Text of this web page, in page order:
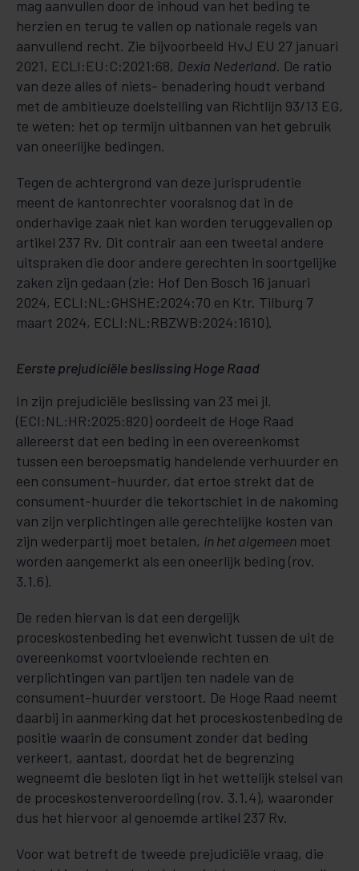
mag aanvullen door de inhoud van het beding te
herzien en terug te vallen op nationale regels van
aanvullend recht. Zie bijvoorbeeld HvJ EU 27 januari
2021, ECLI:EU:C:2021:68, Dexia Nederland. De ratio
van deze alles of niets- benadering houdt verband
met de ambitieuze doelstelling van Richtlijn 93/13 EG,
te weten: het op termijn uitbannen van het gebruik
van oneerlijke bedingen.
Tegen de achtergrond van deze jurisprudentie
meent de kantonrechter vooralsnog dat in de
onderhavige zaak niet kan worden teruggevallen op
artikel 237 Rv. Dit contrair aan een tweetal andere
uitspraken die door andere gerechten in soortgelijke
zaken zijn gedaan (zie: Hof Den Bosch 16 januari
2024, ECLI:NL:GHSHE:2024:70 en Ktr. Tilburg 7
maart 2024, ECLI:NL:RBZWB:2024:1610).
Eerste prejudiciële beslissing Hoge Raad
In zijn prejudiciële beslissing van 23 mei jl.
(ECI:NL:HR:2025:820) oordeelt de Hoge Raad
allereerst dat een beding in een overeenkomst
tussen een beroepsmatig handelende verhuurder en
een consument-huurder, dat ertoe strekt dat de
consument-huurder die tekortschiet in de nakoming
van zijn verplichtingen alle gerechtelijke kosten van
zijn wederpartij moet betalen, in het algemeen moet
worden aangemerkt als een oneerlijk beding (rov.
3.1.6).
De reden hiervan is dat een dergelijk
proceskostenbeding het evenwicht tussen de uit de
overeenkomst voortvloeiende rechten en
verplichtingen van partijen ten nadele van de
consument-huurder verstoort. De Hoge Raad neemt
daarbij in aanmerking dat het proceskostenbeding de
positie waarin de consument zonder dat beding
verkeert, aantast, doordat het de begrenzing
wegneemt die besloten ligt in het wettelijk stelsel van
de proceskostenveroordeling (rov. 3.1.4), waaronder
dus het hiervoor al genoemde artikel 237 Rv.
Voor wat betreft de tweede prejudiciële vraag, die